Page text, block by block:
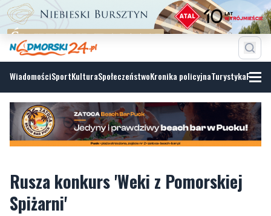
WiadomościSportKulturaSpołeczeństwoKronika policyjnaTurystyka
Rusza konkurs 'Weki z Pomorskiej
Spiżarni'